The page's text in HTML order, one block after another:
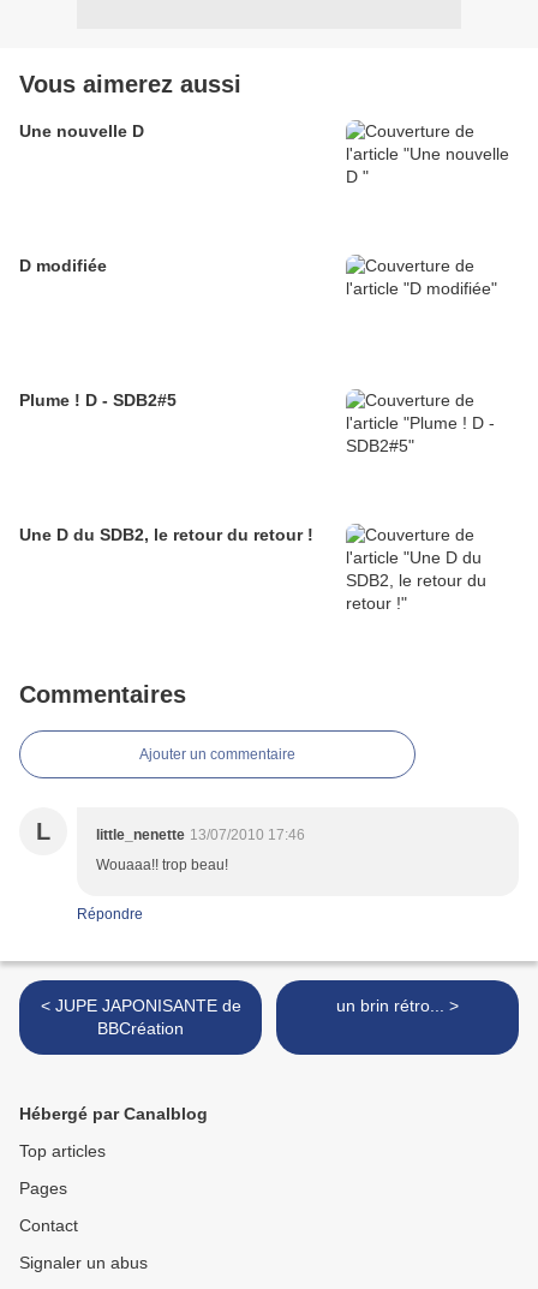
Vous aimerez aussi
Une nouvelle D
D modifiée
Plume ! D - SDB2#5
Une D du SDB2, le retour du retour !
Commentaires
Ajouter un commentaire
L little_nenette 13/07/2010 17:46
Wouaaa!! trop beau!
Répondre
< JUPE JAPONISANTE de
BBCréation
un brin rétro... >
Hébergé par Canalblog
Top articles
Pages
Contact
Signaler un abus